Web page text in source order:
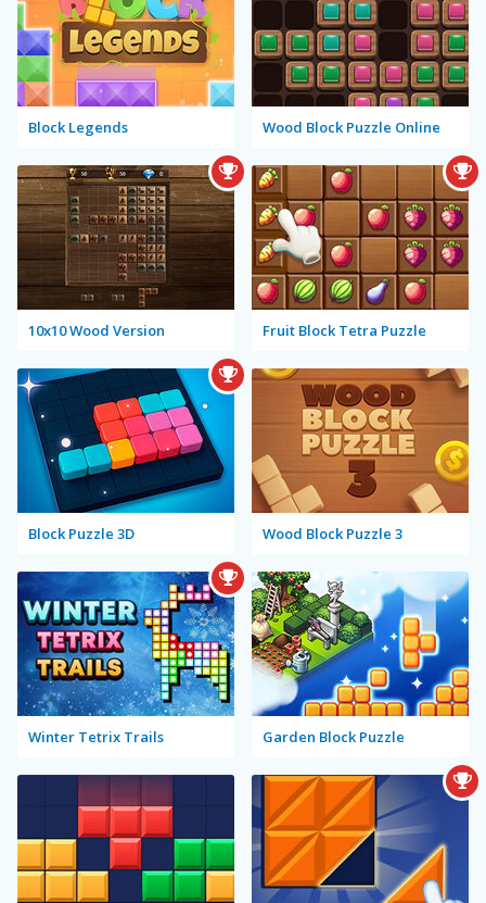
Block Legends Wood Block Puzzle Online
10x10 Wood Version Fruit Block Tetra Puzzle
Block Puzzle 3D Wood Block Puzzle 3
Winter Tetrix Trails Garden Block Puzzle